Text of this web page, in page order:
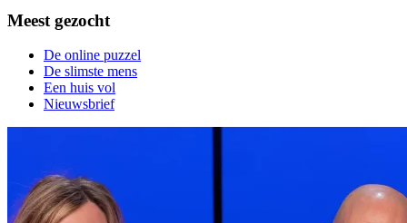
Meest gezocht
De online puzzel
De slimste mens
Een huis vol
Nieuwsbrief